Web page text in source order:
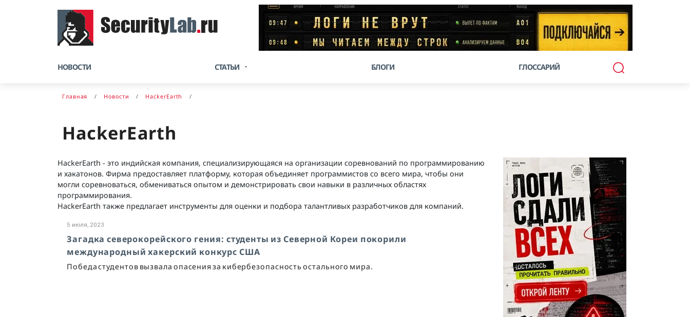
НОВОСТИ СТАТЬИ БЛОГИ ГЛОССАРИЙ
Главная Новости HackerEarth
HackerEarth
HackerEarth - это индийская компания, специализирующаяся на организации соревнований по программированию
и хакатонов. Фирма предоставляет платформу, которая объединяет программистов со всего мира, чтобы они
могли соревноваться, обмениваться опытом и демонстрировать свои навыки в различных областях
программирования.
HackerEarth также предлагает инструменты для оценки и подбора талантливых разработчиков для компаний.
5 июля, 2023
Загадка северокорейского гения: студенты из Северной Кореи покорили
международный хакерский конкурс США
Победа студентов вызвала опасения за кибербезопасность остального мира.